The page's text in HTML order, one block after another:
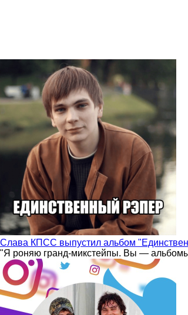
Слава КПСС выпустил альбом
"Я роняю гранд-микстейпы. Вы —